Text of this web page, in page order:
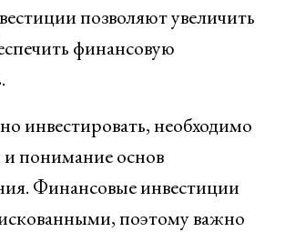
позволяют увеличить
финансовую
инвестировать, необходимо
и понимание основ
Финансовые инвестиции
поэтому важно